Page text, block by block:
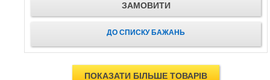
ЗАМОВИТИ
ДО СПИСКУ БАЖАНЬ
ПОКАЗАТИ БІЛЬШЕ ТОВАРІВ